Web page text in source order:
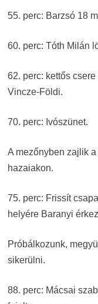
55. perc: Barzsó 18
60. perc: Tóth Milán
62. perc: kettős
Vincze-Földi.
70. perc: Ivószünet.
A mezőnyben zajlik
hazaiakon.
75. perc: Frissít
helyére Baranyi
Próbálkozunk,
sikerülni.
88. perc: Mácsai